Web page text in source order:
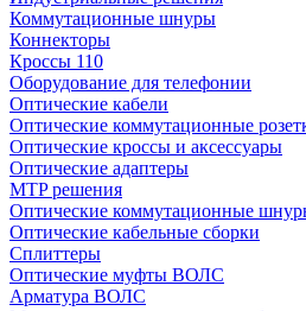
Коммутационные шнуры
Коннекторы
Кроссы 110
Оборудование для телефонии
Оптические кабели
Оптические коммутационные
Оптические кроссы и аксессуары
Оптические адаптеры
MTP решения
Оптические коммутационные
Оптические кабельные сборки
Сплиттеры
Оптические муфты ВОЛС
Арматура ВОЛС